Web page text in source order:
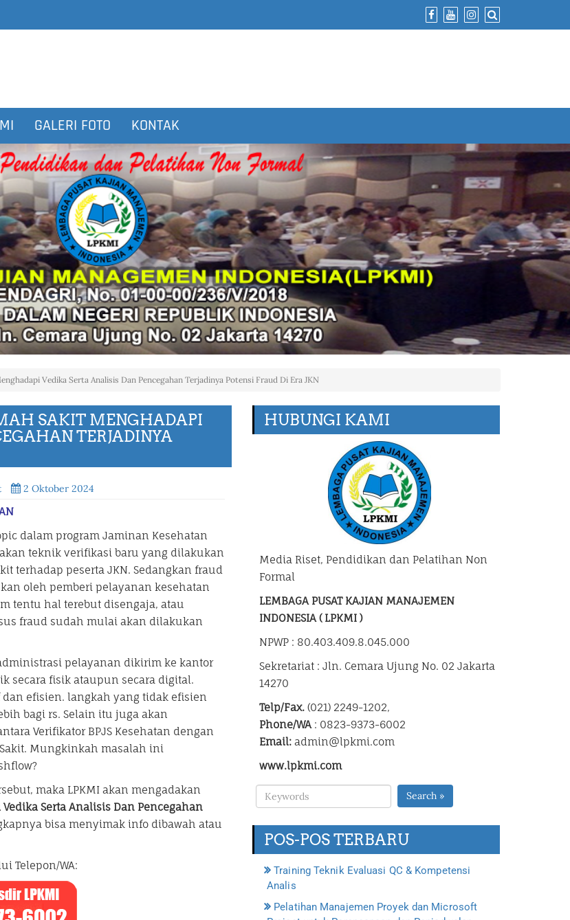
GALERI FOTO KONTAK
Vedika Serta Analisis Dan Pencegahan Terjadinya Potensi Fraud Di Era JKN
SAKIT MENGHADAPI
TERJADINYA
2 Oktober 2024
dalam program Jaminan Kesehatan
teknik verifikasi baru yang dilakukan
terhadap peserta JKN. Sedangkan fraud
oleh pemberi pelayanan kesehatan
tentu hal terebut disengaja, atau
fraud sudah mulai akan dilakukan
pelayanan dikirim ke kantor
secara fisik ataupun secara digital.
efisien. langkah yang tidak efisien
bagi rs. Selain itu juga akan
Verifikator BPJS Kesehatan dengan
Mungkinkah masalah ini
maka LPKMI akan mengadakan
Serta Analisis Dan Pencegahan
bisa menyimak info dibawah atau
Telepon/WA:
HUBUNGI KAMI
Media Riset, Pendidikan dan Pelatihan Non
Formal
LEMBAGA PUSAT KAJIAN MANAJEMEN
INDONESIA ( LPKMI )
NPWP : 80.403.409.8.045.000
Sekretariat : Jln. Cemara Ujung No. 02 Jakarta
14270
Telp/Fax. (021) 2249-1202,
Phone/WA : 0823-9373-6002
Email: admin@lpkmi.com
www.lpkmi.com
Search »
POS-POS TERBARU
Training Teknik Evaluasi QC & Kompetensi
Analis
Pelatihan Manajemen Proyek dan Microsoft